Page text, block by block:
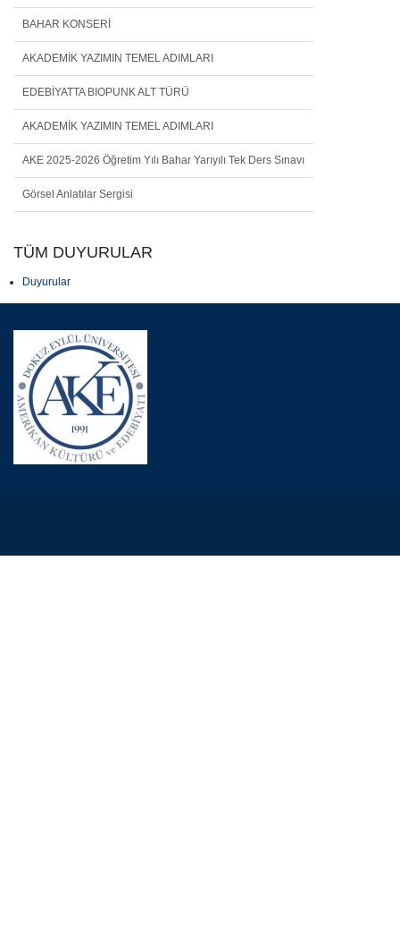
BAHAR KONSERİ
AKADEMİK YAZIMIN TEMEL ADIMLARI
EDEBİYATTA BIOPUNK ALT TÜRÜ
AKADEMİK YAZIMIN TEMEL ADIMLARI
AKE 2025-2026 Öğretim Yılı Bahar Yarıyılı Tek Ders Sınavı
Görsel Anlatılar Sergisi
TÜM DUYURULAR
Duyurular